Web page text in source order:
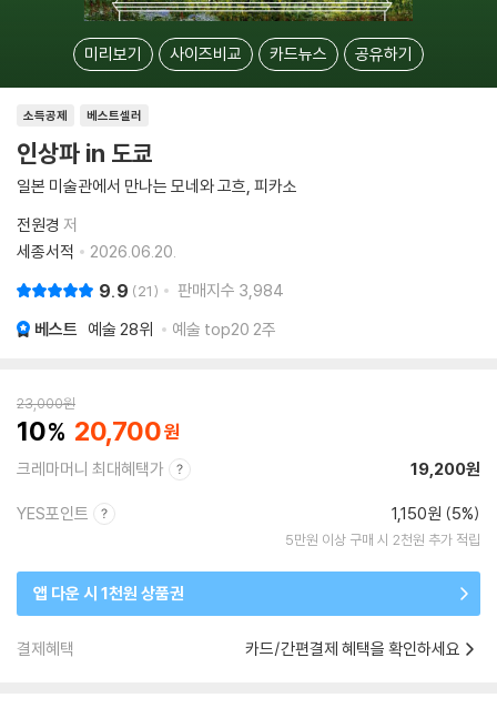
미리보기 사이즈비교 카드뉴스 공유하기
소득공제 베스트셀러
인상파 in 도쿄
일본 미술관에서 만나는 모네와 고흐, 피카소
전원경 저
세종서적
2026.06.20.
9.9 21 판매지수 3,984
베스트 예술 28위 예술 top20 2주
23,000원
10 20,700
크레마머니 최대혜택가 19,200원
YES포인트 1,150원 (5%)
5만원 이상 구매 시 2천원 추가 적립
앱 다운 시 1천원 상품권
결제혜택 카드/간편결제 혜택을 확인하세요